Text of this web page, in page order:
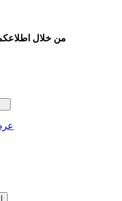
من خلال